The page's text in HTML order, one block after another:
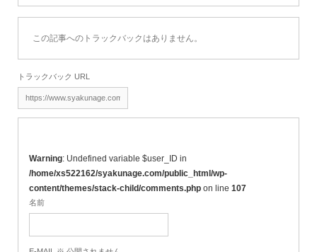
この記事へのトラックバックはありません。
トラックバック URL
Warning : Undefined variable $user_ID in
/home/xs522162/syakunage.com/public_html/wp-
content/themes/stack-child/comments.phpon line 107
名前